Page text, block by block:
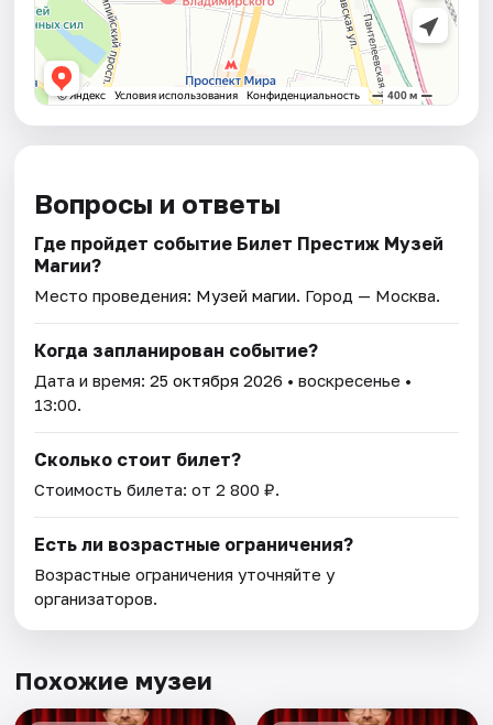
Вопросы и ответы
Где пройдет событие Билет Престиж Музей
Магии?
Место проведения: Музей магии. Город — Москва.
Когда запланирован событие?
Дата и время:25 октября 2026 • воскресенье •
13:00.
Сколько стоит билет?
Стоимость билета: от 2 800 ₽.
Есть ли возрастные ограничения?
Возрастные ограничения уточняйте у
организаторов.
Похожие музеи